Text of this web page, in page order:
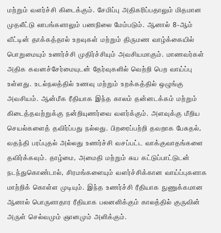
மற்றும் வளர்ச்சி கிடைக்கும். சேமிப்பு அதிகரிப்பதாலும் மிதமான
முதலீட்டு லாபங்களாலும் பணநிலை மேம்படும். ஆனால் 8-ஆம்
வீட்டின் தாக்கத்தால் உறவுகள் மற்றும் திருமண வாழ்க்கையில்
பொறுமையும் உணர்ச்சி முதிர்ச்சியும் அவசியமாகும். மாணவர்கள்
அதிக கவனச்சேர்மையுடன் தேர்வுகளில் வெற்றி பெற வாய்ப்பு
உள்ளது. உடல்நலத்தில் உணவு மற்றும் உறக்கத்தில் ஒழுங்கு
அவசியம். ஆன்மீக ரீதியாக இந்த காலம் தன்னடக்கம் மற்றும்
கிடைத்தவற்றுக்கு நன்றியுணர்வை வளர்க்கும். அளவுக்கு மீறிய
செயல்களைத் தவிர்ப்பது நல்லது. பிறரைப்பற்றி தவறாக பேசுதல்,
வதந்தி பரப்புதல் அல்லது உணர்ச்சி வசப்பட்ட வாக்குவாதங்களை
தவிர்க்கவும். தாழ்மை, அமைதி மற்றும் சுய கட்டுப்பாட்டுடன்
நடந்துகொண்டால், சிரமங்களையும் வளர்ச்சிக்கான வாய்ப்புகளாக
மாற்றிக் கொள்ள முடியும். இந்த உணர்ச்சி ரீதியாக நுணுக்கமான
ஆனால் பொருளாதார ரீதியாக பலனளிக்கும் காலத்தில் குருவின்
அருள் செல்வமும் ஞானமும் அளிக்கும்.